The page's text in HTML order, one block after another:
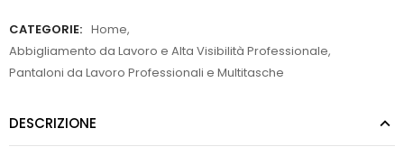
CATEGORIE: Home,
Abbigliamento da Lavoro e Alta Visibilità Professionale,
Pantaloni da Lavoro Professionali e Multitasche
DESCRIZIONE